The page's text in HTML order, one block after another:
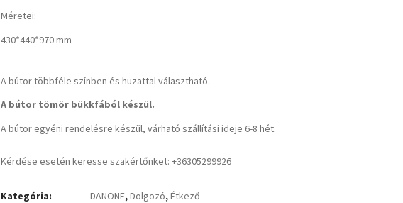
Méretei:
430*440*970 mm
A bútor többféle színben és huzattal választható.
A bútor tömör bükkfából készül.
A bútor egyéni rendelésre készül, várható szállítási ideje 6-8 hét.
Kérdése esetén keresse szakértőnket: +36305299926
Kategória: DANONE,Dolgozó,Étkező